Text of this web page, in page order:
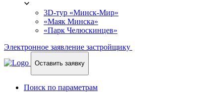
3D-тур «Минск-Мир»
«Маяк Минска»
«Парк Челюскинцев»
Электронное заявление застройщику
Оставить заявку
Поиск по параметрам